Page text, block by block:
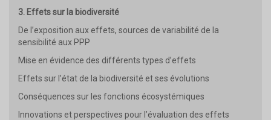
3. Effets sur la biodiversité
De l’exposition aux effets, sources de variabilité de la
sensibilité aux PPP
Mise en évidence des différents types d’effets
Effets sur l’état de la biodiversité et ses évolutions
Conséquences sur les fonctions écosystémiques
Innovations et perspectives pour l’évaluation des effets